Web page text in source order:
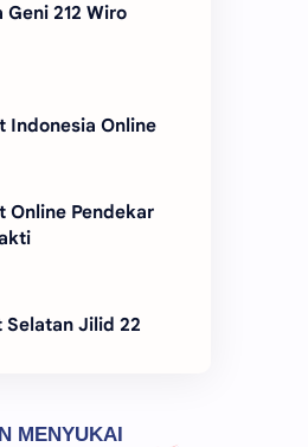
Geni 212 Wiro
Indonesia Online
Online Pendekar
Selatan Jilid 22